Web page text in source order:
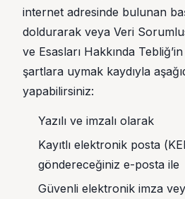
internet adresinde bulunan
doldurarak veya Veri
ve Esasları Hakkında
şartlara uymak kaydıyla
yapabilirsiniz:
Yazılı ve imzalı olarak
Kayıtlı elektronik posta
göndereceğiniz e-posta ile
Güvenli elektronik imza